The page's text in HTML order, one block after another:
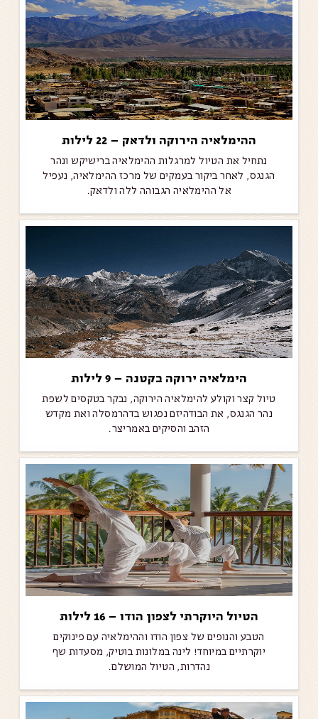
ההימלאיה הירוקה ולדאק – 22 לילות
נתחיל את הטיול למרגלות ההימלאיה ברישיקש ונהר
הגנגס, לאחר ביקור בעמקים של מרכז ההימלאיה, נעפיל
אל ההימלאיה הגבוהה ללה ולדאק.
הימלאיה ירוקה בקטנה – 9 לילות
טיול קצר וקולע להימלאיה הירוקה, נבקר בטקסים לשפת
נהר הגנגס, את הבודהיזם נפגוש בדהרמסלה ואת מקדש
הזהב והסיקים באמריצר.
הטיול היוקרתי לצפון הודו – 16 לילות
הטבע והנופים של צפון הודו וההימלאיה עם פינוקים
יוקרתיים במיוחד! לינה במלונות בוטיק, מסעדות שף
נהדרות, הטיול המושלם.